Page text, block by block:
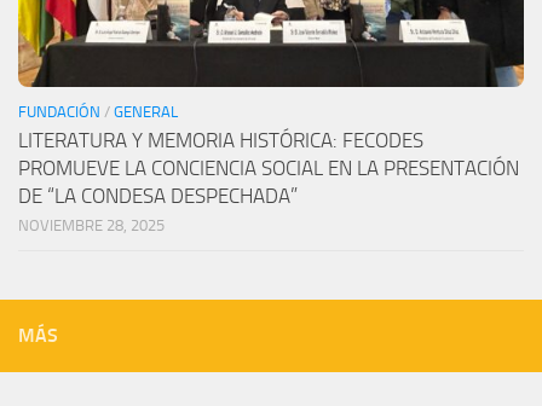
FUNDACIÓN / GENERAL
LITERATURA Y MEMORIA HISTÓRICA: FECODES
PROMUEVE LA CONCIENCIA SOCIAL EN LA PRESENTACIÓN
DE “LA CONDESA DESPECHADA”
NOVIEMBRE 28, 2025
MÁS